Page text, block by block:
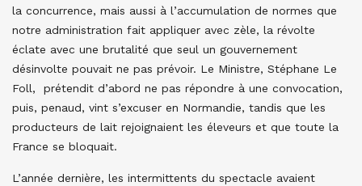
la concurrence, mais aussi à l’accumulation de normes que
notre administration fait appliquer avec zèle, la révolte
éclate avec une brutalité que seul un gouvernement
désinvolte pouvait ne pas prévoir. Le Ministre, Stéphane Le
Foll, prétendit d’abord ne pas répondre à une convocation,
puis, penaud, vint s’excuser en Normandie, tandis que les
producteurs de lait rejoignaient les éleveurs et que toute la
France se bloquait.
L’année dernière, les intermittents du spectacle avaient